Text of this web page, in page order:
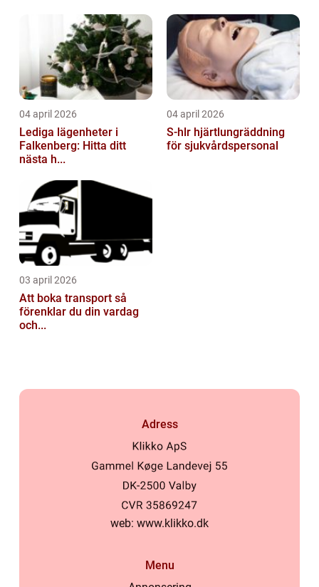
04 april 2026
Lediga lägenheter i
Falkenberg: Hitta ditt
nästa h...
04 april 2026
S-hlr hjärtlungräddning
för sjukvårdspersonal
03 april 2026
Att boka transport så
förenklar du din vardag
och...
Adress
web: www.klikko.dk
Menu